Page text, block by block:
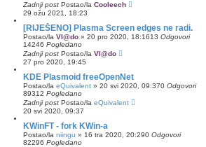
Zadnji post Postao/la Cooleech
29 ožu 2021, 18:23
[RIJEŠENO] Plasma Screen edges ne radi.
Postao/la Vl@do » 20 pro 2020, 18:1613 Odgovori
14246 Pogledano
Zadnji post Postao/la Vl@do
27 pro 2020, 19:45
KDE Plasmoid freeOpenNet
Postao/la eQuivalent » 20 svi 2020, 09:370 Odgovori
89312 Pogledano
Zadnji post Postao/la eQuivalent
20 svi 2020, 09:37
KWinFT - fork KWin-a
Postao/la niingu » 16 tra 2020, 20:290 Odgovori
82296 Pogledano